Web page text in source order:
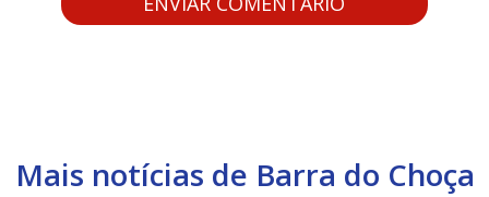
Mais notícias de Barra do Choça